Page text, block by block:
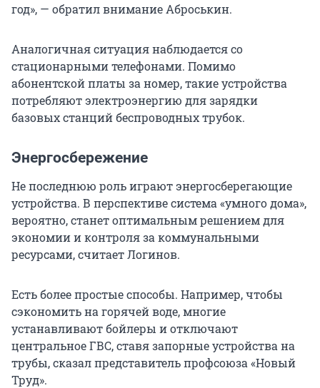
год», — обратил внимание Аброськин.
Аналогичная ситуация наблюдается со
стационарными телефонами. Помимо
абонентской платы за номер, такие устройства
потребляют электроэнергию для зарядки
базовых станций беспроводных трубок.
Энергосбережение
Не последнюю роль играют энергосберегающие
устройства. В перспективе система «умного дома»,
вероятно, станет оптимальным решением для
экономии и контроля за коммунальными
ресурсами, считает Логинов.
Есть более простые способы. Например, чтобы
сэкономить на горячей воде, многие
устанавливают бойлеры и отключают
центральное ГВС, ставя запорные устройства на
трубы, сказал представитель профсоюза «Новый
Труд».